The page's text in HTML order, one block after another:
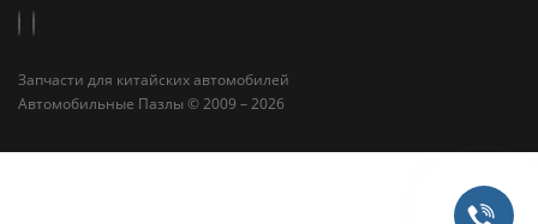
Запчасти для китайских автомобилей
Автомобильные Пазлы © 2009 – 2026